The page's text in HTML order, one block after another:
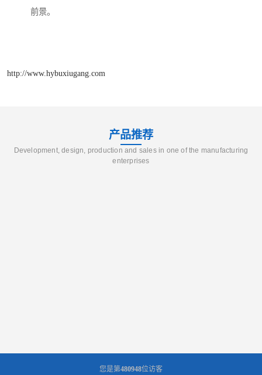
前景。
http://www.hybuxiugang.com
产品推荐
Development, design, production and sales in one of the manufacturing
enterprises
您是第480948位访客